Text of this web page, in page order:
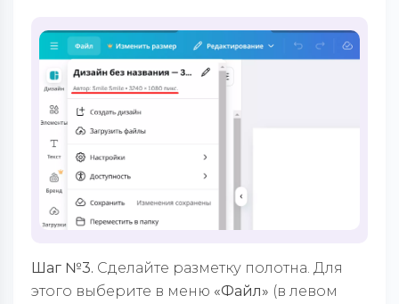
Шаг №3. Сделайте разметку полотна. Для
этого выберите в меню «Файл» (в левом